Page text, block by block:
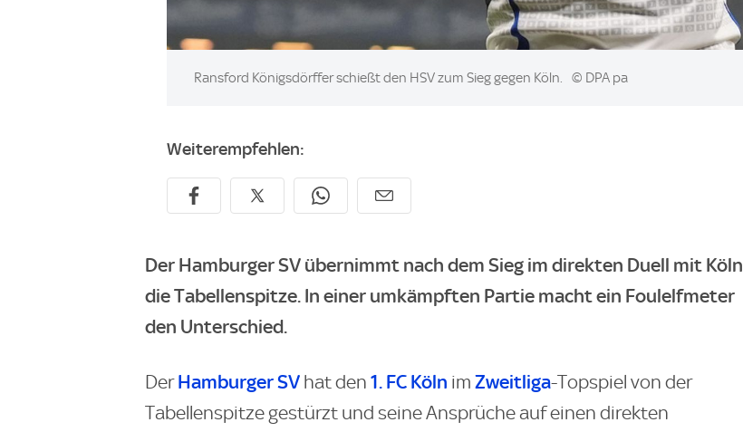
Image:
Ransford Königsdörffer schießt den HSV zum Sieg gegen Köln. © DPA pa
Weiterempfehlen:
Der Hamburger SV übernimmt nach dem Sieg im direkten Duell mit Köln
die Tabellenspitze. In einer umkämpften Partie macht ein Foulelfmeter
den Unterschied.
DerHamburger SV hat den 1. FC Köln im Zweitliga-Topspiel von der
Tabellenspitze gestürzt und seine Ansprüche auf einen direkten